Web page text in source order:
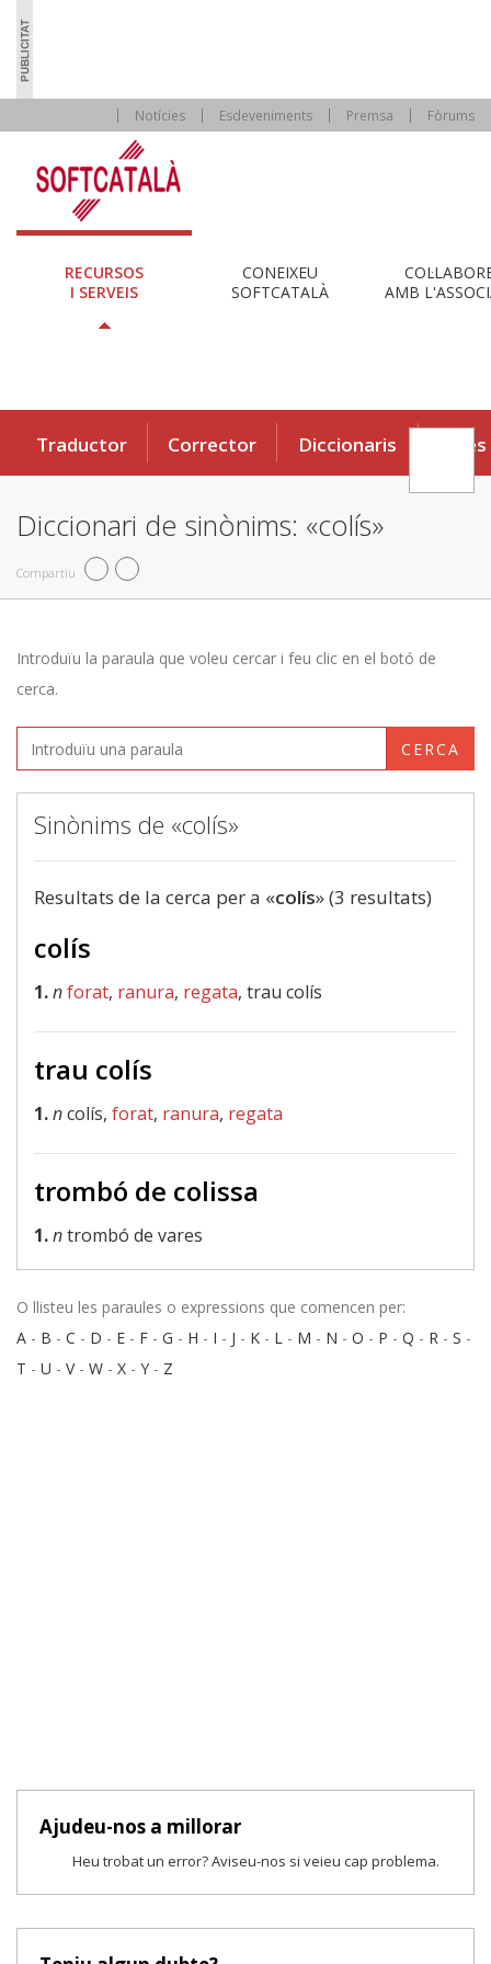
Notícies Esdeveniments Premsa Fòrums
RECURSOS
I SERVEIS
CONEIXEU
SOFTCATALÀ
AMB
Traductor Corrector Diccionaris Eines
Diccionari de sinònims: «colís»
Compartiu
Introduïu la paraula que voleu cercar i feu clic en el botó de
cerca.
CERCA
Sinònims de «colís»
Resultats de la cerca per a «colís» (3 resultats)
colís
1.nforat, ranura, regata, trau colís
trau colís
1.ncolís, forat, ranura, regata
trombó de colissa
1.ntrombó de vares
O llisteu les paraules o expressions que comencen per:
A - B - C - D - E - F - G - H - I - J - K - L - M - N - O - P - Q - R - S -
T - U - V- W - X - Y - Z
Ajudeu-nos a millorar
Heu trobat un error? Aviseu-nos si veieu cap problema.